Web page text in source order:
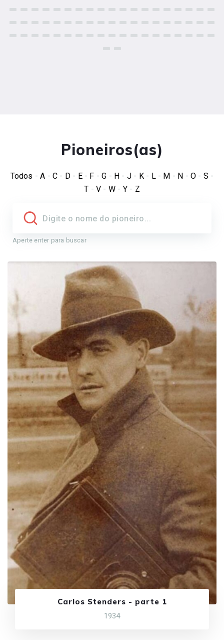
Pioneiros(as)
Todos -A -C - D - E- F -G - H - J - K- L- M - N - O - S -
T -V - W - Y- Z
Aperte enter para buscar
Carlos Stenders - parte 1
1934